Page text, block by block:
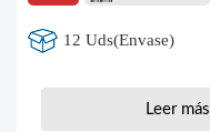
12 Uds(Envase)
Leer más